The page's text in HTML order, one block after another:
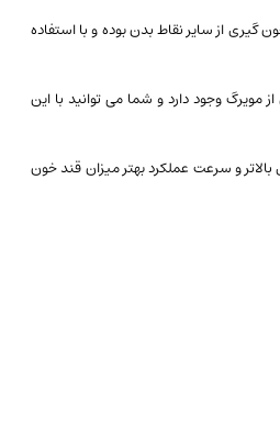
از سایر نقاط بدن بوده و با استفاده
مویرگ وجود دارد و شما می توانید با این
بالاتر و سرعت عملکرد بهتر میزان قند خون